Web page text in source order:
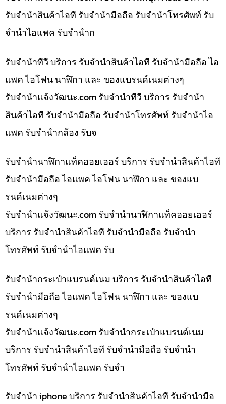
รับจำนำสินค้าไอที รับจำนำมือถือ รับจำนำโทรศัพท์ รับ
จำนำไอแพค รับจำนำก
รับจำนำทีวี บริการ รับจำนำสินค้าไอที รับจำนำมือถือ ไอ
แพค ไอโฟน นาฬิกา และ ของแบรนด์เนมต่างๆ
รับจํานําแจ้งวัฒนะ.com รับจำนำทีวี บริการ รับจำนำ
สินค้าไอที รับจำนำมือถือ รับจำนำโทรศัพท์ รับจำนำไอ
แพค รับจำนำกล้อง รับจ
รับจำนำนาฬิกาแท็คฮอยเออร์ บริการ รับจำนำสินค้าไอที
รับจำนำมือถือ ไอแพค ไอโฟน นาฬิกา และ ของแบ
รนด์เนมต่างๆ
รับจํานําแจ้งวัฒนะ.com รับจำนำนาฬิกาแท็คฮอยเออร์
บริการ รับจำนำสินค้าไอที รับจำนำมือถือ รับจำนำ
โทรศัพท์ รับจำนำไอแพค รับ
รับจำนำกระเป๋าแบรนด์เนม บริการ รับจำนำสินค้าไอที
รับจำนำมือถือ ไอแพค ไอโฟน นาฬิกา และ ของแบ
รนด์เนมต่างๆ
รับจํานําแจ้งวัฒนะ.com รับจำนำกระเป๋าแบรนด์เนม
บริการ รับจำนำสินค้าไอที รับจำนำมือถือ รับจำนำ
โทรศัพท์ รับจำนำไอแพค รับจำ
รับจำนำ iphone บริการ รับจำนำสินค้าไอที รับจำนำมือ